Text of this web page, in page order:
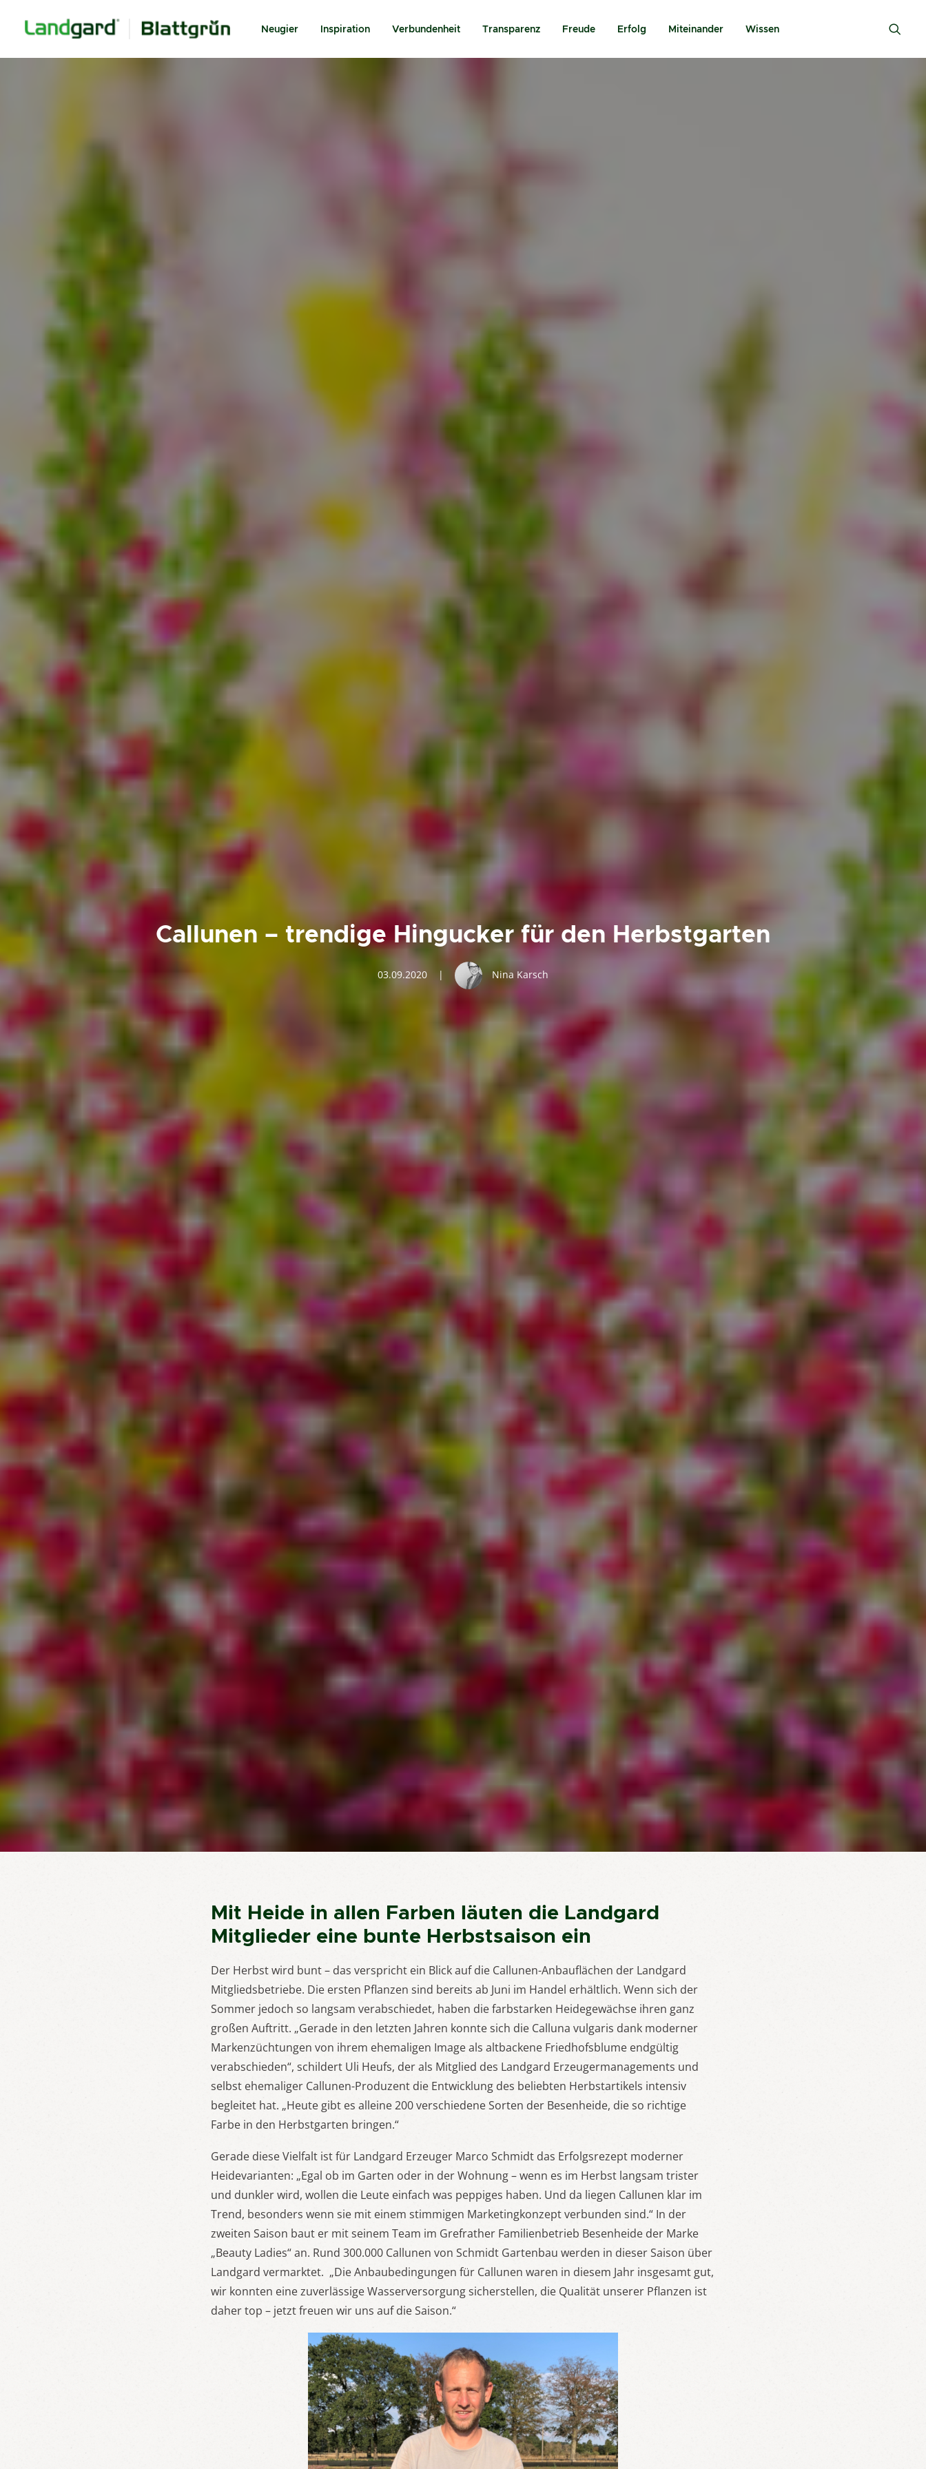
Neugier Inspiration Verbundenheit Transparenz Freude Erfolg Miteinander Wissen
Callunen – trendige Hingucker für den Herbstgarten
03.09.2020 | Nina Karsch
Mit Heide in allen Farben läuten die Landgard
Mitglieder eine bunte Herbstsaison ein
Der Herbst wird bunt – das verspricht ein Blick auf die Callunen-Anbauflächen der Landgard
Mitgliedsbetriebe. Die ersten Pflanzen sind bereits ab Juni im Handel erhältlich. Wenn sich der
Sommer jedoch so langsam verabschiedet, haben die farbstarken Heidegewächse ihren ganz
großen Auftritt. „Gerade in den letzten Jahren konnte sich die Calluna vulgaris dank moderner
Markenzüchtungen von ihrem ehemaligen Image als altbackene Friedhofsblume endgültig
verabschieden“, schildert Uli Heufs, der als Mitglied des Landgard Erzeugermanagements und
selbst ehemaliger Callunen-Produzent die Entwicklung des beliebten Herbstartikels intensiv
begleitet hat. „Heute gibt es alleine 200 verschiedene Sorten der Besenheide, die so richtige
Farbe in den Herbstgarten bringen.“
Gerade diese Vielfalt ist für Landgard Erzeuger Marco Schmidt das Erfolgsrezept moderner
Heidevarianten: „Egal ob im Garten oder in der Wohnung – wenn es im Herbst langsam trister
und dunkler wird, wollen die Leute einfach was peppiges haben. Und da liegen Callunen klar im
Trend, besonders wenn sie mit einem stimmigen Marketingkonzept verbunden sind.“ In der
zweiten Saison baut er mit seinem Team im Grefrather Familienbetrieb Besenheide der Marke
„Beauty Ladies“ an. Rund 300.000 Callunen von Schmidt Gartenbau werden in dieser Saison über
Landgard vermarktet. „Die Anbaubedingungen für Callunen waren in diesem Jahr insgesamt gut,
wir konnten eine zuverlässige Wasserversorgung sicherstellen, die Qualität unserer Pflanzen ist
daher top – jetzt freuen wir uns auf die Saison.“